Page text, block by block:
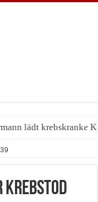
lädt krebskranke
Branche wurde
Krebstod